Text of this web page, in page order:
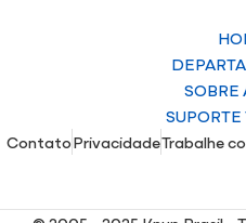
SOBRE
ContatoPrivacidadeTrabalhe